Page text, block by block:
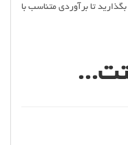
تا برآوردی متناسب با